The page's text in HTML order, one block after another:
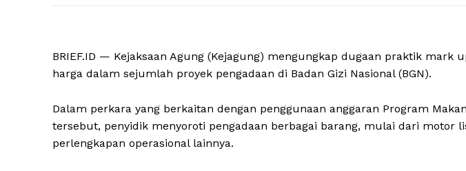
BRIEF.ID — Kejaksaan Agung (Kejagung) mengungkap dugaan praktik mark
harga dalam sejumlah proyek pengadaan di Badan Gizi Nasional (BGN).
Dalam perkara yang berkaitan dengan penggunaan anggaran Program
tersebut, penyidik menyoroti pengadaan berbagai barang, mulai dari motor
perlengkapan operasional lainnya.